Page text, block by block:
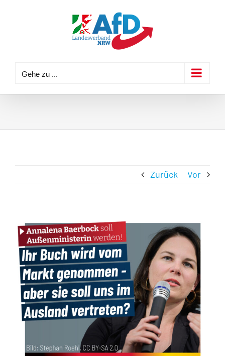
Gehe zu ...
Zurück Vor